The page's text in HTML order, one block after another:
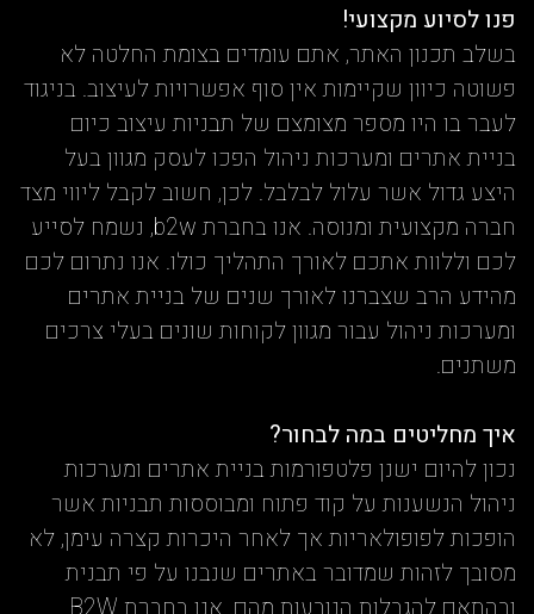
פנו לסיוע מקצועי!
בשלב תכנון האתר, אתם עומדים בצומת החלטה לא
פשוטה כיוון שקיימות אין סוף אפשרויות לעיצוב. בניגוד
לעבר בו היו מספר מצומצם של תבניות עיצוב כיום
בניית אתרים ומערכות ניהול הפכו לעסק מגוון בעל
היצע גדול אשר עלול לבלבל. לכן, חשוב לקבל ליווי מצד
חברה מקצועית ומנוסה. אנו בחברת b2w, נשמח לסייע
לכם וללוות אתכם לאורך התהליך כולו. אנו נתרום לכם
מהידע הרב שצברנו לאורך שנים של בניית אתרים
ומערכות ניהול עבור מגוון לקוחות שונים בעלי צרכים
משתנים.
איך מחליטים במה לבחור?
נכון להיום ישנן פלטפורמות בניית אתרים ומערכות
ניהול הנשענות על קוד פתוח ומבוססות תבניות אשר
הופכות לפופולאריות אך לאחר היכרות קצרה עימן, לא
מסובך לזהות שמדובר באתרים שנבנו על פי תבנית